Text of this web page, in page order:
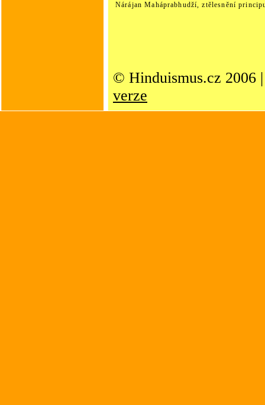
Nárájan Maháprabhudží, ztělesnění
© Hinduismus.cz 2006
verze